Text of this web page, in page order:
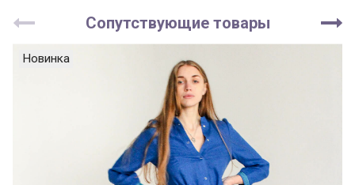
Сопутствующие товары
Новинка